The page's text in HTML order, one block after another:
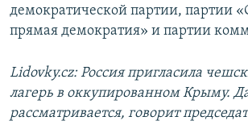
демократической партии, партии
прямая демократия» и партии
Lidovky.cz: Россия пригласила
лагерь в оккупированном Крыму.
рассматривается, говорит